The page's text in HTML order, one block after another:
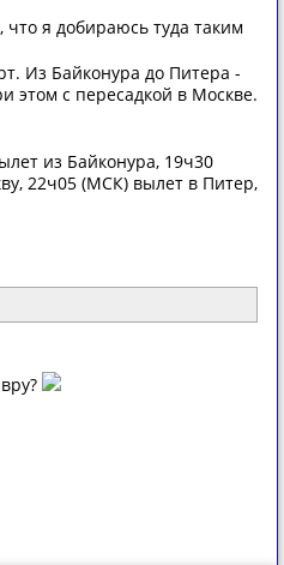
я добираюсь туда таким
Из Байконура до Питера -
этом с пересадкой в Москве.
из Байконура, 19ч30
22ч05 (МСК) вылет в Питер,